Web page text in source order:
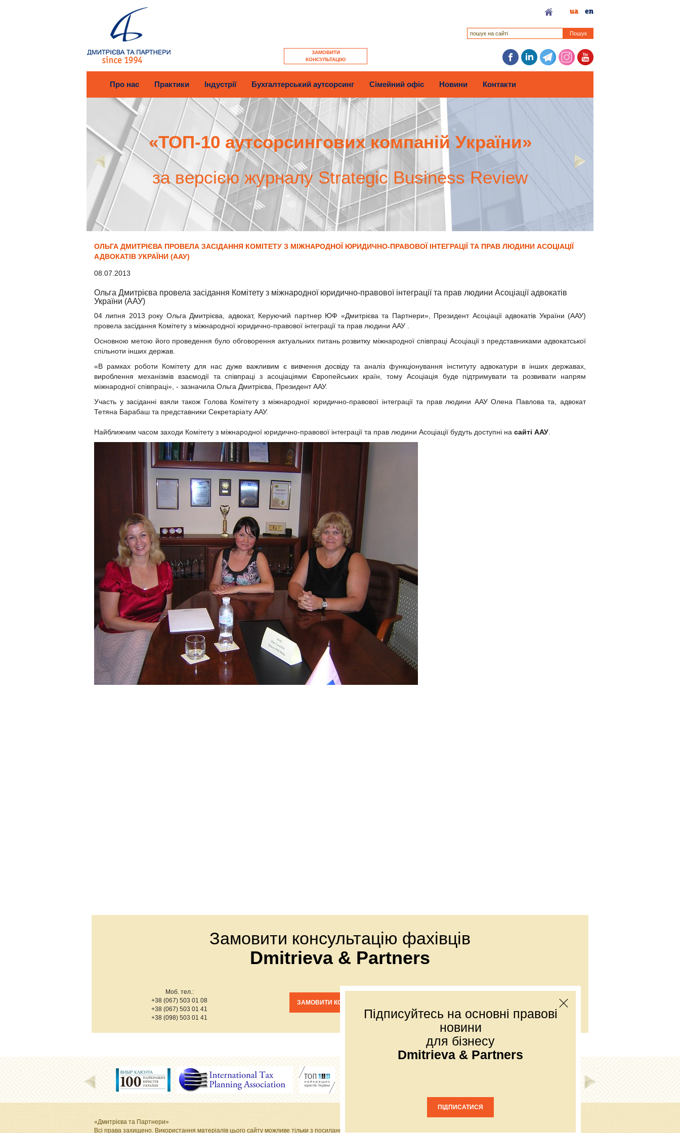
ЗАМОВИТИ
КОНСУЛЬТАЦІЮ
ua en
Пошук
Про нас Практики Індустрії Бухгалтерський аутсорсинг Сімейний офіс Новини Контакти
«ТОП-10 аутсорсингових компаній України»
за версією журналу Strategic Business Review
ОЛЬГА ДМИТРІЄВА ПРОВЕЛА ЗАСІДАННЯ КОМІТЕТУ З МІЖНАРОДНОЇ ЮРИДИЧНО-ПРАВОВОЇ ІНТЕГРАЦІЇ ТА ПРАВ ЛЮДИНИ АСОЦІАЦІЇ
АДВОКАТІВ УКРАЇНИ (ААУ)
08.07.2013
Ольга Дмитрієва провела засідання Комітету з міжнародної юридично-правової інтеграції та прав людини Асоціації адвокатів
України (ААУ)
04 липня 2013 року Ольга Дмитрієва, адвокат, Керуючий партнер ЮФ «Дмитрієва та Партнери», Президент Асоціації адвокатів України (ААУ)
провела засідання Комітету з міжнародної юридично-правової інтеграції та прав людини ААУ .
Основною метою його проведення було обговорення актуальних питань розвитку міжнародної співпраці Асоціації з представниками адвокатської
спільноти інших держав.
«В рамках роботи Комітету для нас дуже важливим є вивчення досвіду та аналіз функціонування інституту адвокатури в інших державах,
вироблення механізмів взаємодії та співпраці з асоціаціями Європейських країн, тому Асоціація буде підтримувати та розвивати напрям
міжнародної співпраці», - зазначила Ольга Дмитрієва, Президент ААУ.
Участь у засіданні взяли також Голова Комітету з міжнародної юридично-правової інтеграції та прав людини ААУ Олена Павлова та, адвокат
Тетяна Барабаш та представники Секретаріату ААУ.
Найближчим часом заходи Комітету з міжнародної юридично-правової інтеграції та прав людини Асоціації будуть доступні на сайті ААУ.
Підписуйтесь на основні правові
новини
для бізнесу
Dmitrieva & Partners
ПІДПИСАТИСЯ
Замовити консультацію фахівців
Dmitrieva & Partners
Моб. тел.:
+38 (067) 503 01 08
+38 (067) 503 01 41
+38 (098) 503 01 41
ЗАМОВИТИ КОНСУЛЬТАЦІЮ
Е-mail:office@dmp.com.ua
«Дмитрієва та Партнери»
Всі права захищено. Використання матеріалів цього сайту можливе тільки з посиланням на джерело.